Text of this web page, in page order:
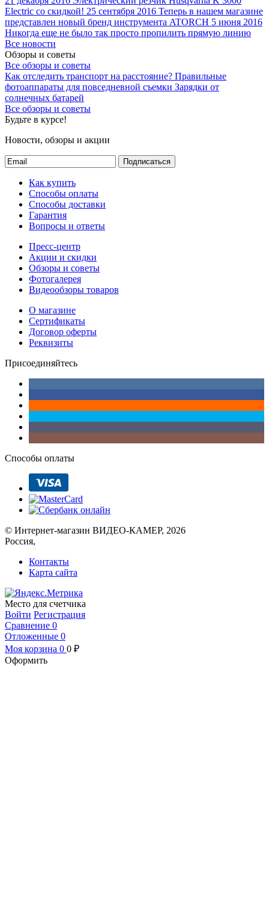
Electric со скидкой! 25 сентября 2016 Теперь в нашем магазине
представлен новый бренд инструмента ATORCH 5 июня 2016
Никогда еще не было так просто пропилить прямую линию
Все новости
Обзоры и советы
Все обзоры и советы
Как отследить транспорт на расстояние? Правильные
фотоаппараты для повседневной съемки Зарядки от
солнечных батарей
Все обзоры и советы
Будьте в курсе!
Новости, обзоры и акции
Подписаться
Как купить
Способы оплаты
Способы доставки
Гарантия
Вопросы и ответы
Пресс-центр
Акции и скидки
Обзоры и советы
Фотогалерея
Видеообзоры товаров
О магазине
Сертификаты
Договор оферты
Реквизиты
Присоединяйтесь
Способы оплаты
© Интернет-магазин ВИДЕО-КАМЕР, 2026
Россия,
Контакты
Карта сайта
Место для счетчика
Войти Регистрация
Сравнение 0
Отложенные 0
Моя корзина 0 0 ₽
Оформить